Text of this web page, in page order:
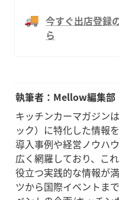
🚚 今すぐ出店登録
ら
執筆者：Mellow編集部
キッチンカーマガジン
ック）に特化した情報
導入事例や経営ノウハ
広く網羅しており、こ
役立つ実践的な情報が
ツから国際イベントま